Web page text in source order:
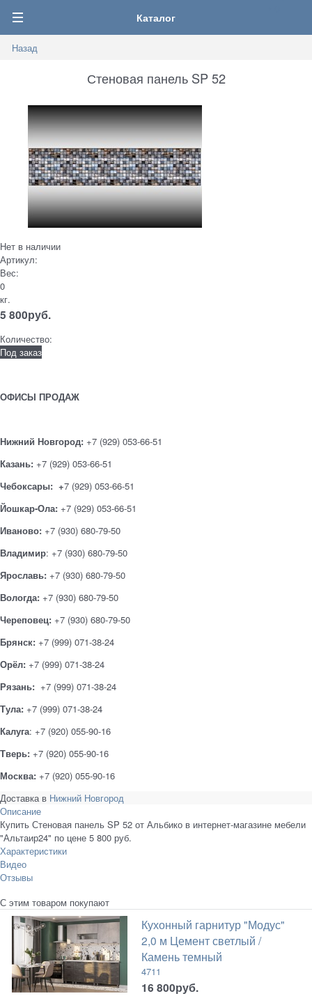
Каталог
Назад
Стеновая панель SP 52
Нет в наличии
Артикул:
Вес:
0
кг.
5 800руб.
Количество:
Под заказ
ОФИСЫ ПРОДАЖ
Нижний Новгород: +7 (929) 053-66-51
Казань: +7 (929) 053-66-51
Чебоксары: +7 (929) 053-66-51
Йошкар-Ола: +7 (929) 053-66-51
Иваново: +7 (930) 680-79-50
Владимир: +7 (930) 680-79-50
Ярославь: +7 (930) 680-79-50
Вологда: +7 (930) 680-79-50
Череповец: +7 (930) 680-79-50
Брянск: +7 (999) 071-38-24
Орёл: +7 (999) 071-38-24
Рязань: +7 (999) 071-38-24
Тула: +7 (999) 071-38-24
Калуга: +7 (920) 055-90-16
Тверь: +7 (920) 055-90-16
Москва: +7 (920) 055-90-16
Доставка в Нижний Новгород
Описание
Купить Стеновая панель SP 52 от Альбико в интернет-магазине мебели
"Альтаир24" по цене 5 800 руб.
Характеристики
Видео
Отзывы
С этим товаром покупают
Кухонный гарнитур "Модус"
2,0 м Цемент светлый /
Камень темный
4711
16 800руб.